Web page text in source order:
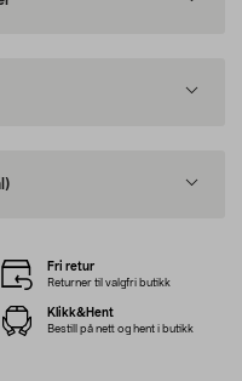
Fri retur
Returner til valgfri butikk
Klikk&Hent
Bestill på nett og hent i butikk